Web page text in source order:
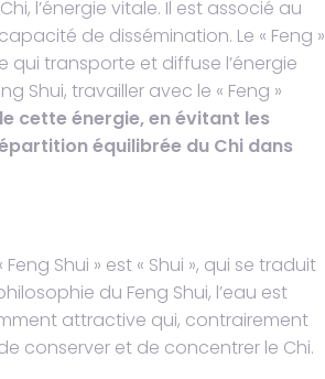
l’énergie vitale. Il est associé au
de dissémination. Le « Feng »
qui transporte et diffuse l’énergie
Shui, travailler avec le « Feng »
cette énergie, en évitant les
équilibrée du Chi dans
Shui » est « Shui », qui se traduit
du Feng Shui, l’eau est
attractive qui, contrairement
conserver et de concentrer le Chi.